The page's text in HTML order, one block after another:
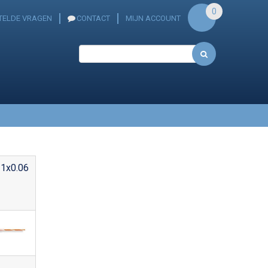
VRAGEN CONTACT MIJN ACCOUNT
0